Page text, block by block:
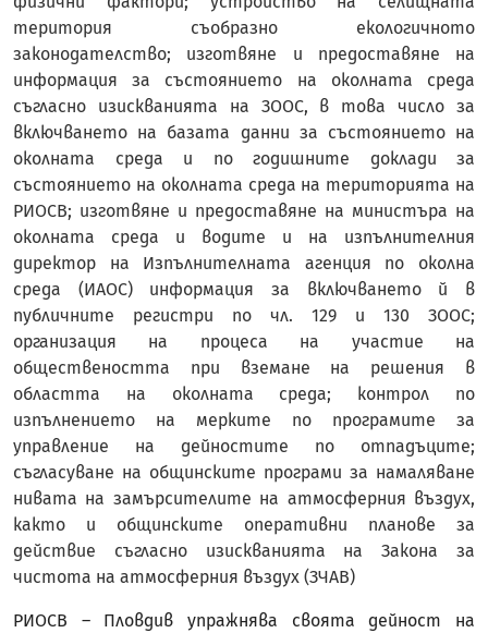
територия съобразно екологичното
законодателство; изготвяне и предоставяне на
информация за състоянието на околната среда
съгласно изискванията на ЗООС, в това число за
включването на базата данни за състоянието на
околната среда и по годишните доклади за
състоянието на околната среда на територията на
РИОСВ; изготвяне и предоставяне на министъра на
околната среда и водите и на изпълнителния
директор на Изпълнителната агенция по околна
среда (ИАОС) информация за включването й в
публичните регистри по чл. 129 и 130 ЗООС;
организация на процеса на участие на
обществеността при вземане на решения в
областта на околната среда; контрол по
изпълнението на мерките по програмите за
управление на дейностите по отпадъците;
съгласуване на общинските програми за намаляване
нивата на замърсителите на атмосферния въздух,
както и общинските оперативни планове за
действие съгласно изискванията на Закона за
чистота на атмосферния въздух (ЗЧАВ)
РИОСВ – Пловдив упражнява своята дейност на